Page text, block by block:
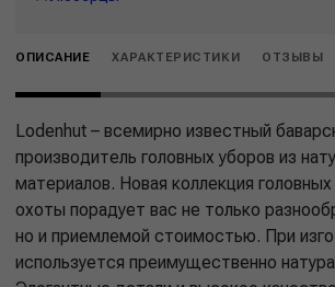
ОПИСАНИЕ ХАРАКТЕРИСТИКИ ОТЗЫВЫ
Lodenhut – всемирно известный
производитель головных уборов из
материалов. Новая коллекция
охоты порадует вас не только
но и приемлемой стоимостью. При
используется преимущественно